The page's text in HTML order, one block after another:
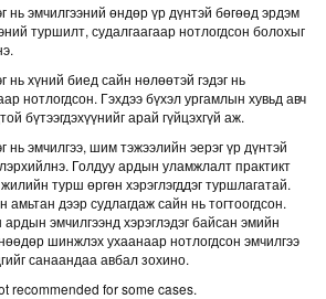
нь эмчилгээний өндөр үр дүнтэй бөгөөд эрдэм
туршилт, судалгаагаар нотлогдсон болохыг
нь хүний биед сайн нөлөөтэй гэдэг нь
нотлогдсон. Гэхдээ бүхэл ургамлын хувьд авч
бүтээгдэхүүнийг арай гүйцэхгүй аж.
нь эмчилгээ, шим тэжээлийн эерэг үр дүнтэй
Голдуу ардын уламжлалт практикт
турш өргөн хэрэглэгддэг туршлагатай.
дээр судлагдаж сайн нь тогтоогдсон.
ардын эмчилгээнд хэрэглэдэг байсан эмийн
шинжлэх ухаанаар нотлогдсон эмчилгээ
санаандаа авбал зохино.
recommended for some cases.